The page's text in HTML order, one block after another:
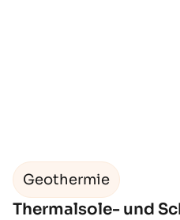
Geothermie
Thermalsole- und